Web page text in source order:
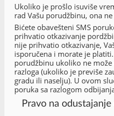
Ukoliko je prošlo isuviše
rad Vašu porudžbinu, ona
Bićete obavešteni SMS
prihvatio otkazivanje
nije prihvatio otkazivanje,
isporučena i morate je platiti.
porudžbinu ukoliko ne
razloga (ukoliko je previše
gradu ili naselju). U ovom
poruka sa razlogom
Pravo na